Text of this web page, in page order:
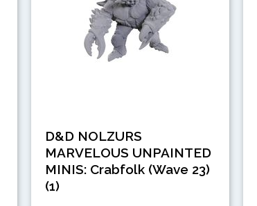
D&D NOLZURS
MARVELOUS UNPAINTED
MINIS: Crabfolk (Wave 23)
(1)